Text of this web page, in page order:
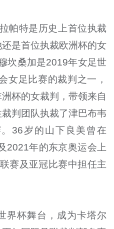
帕特是历史上首位执裁
是首位执裁欧洲杯的女
坎桑加是2019年女足世
女足比赛的裁判之一，
杯的女裁判，带领来自
判团队执裁了津巴布韦
36岁的山下良美曾在
2021年的东京奥运会上
赛及亚冠比赛中担任主
界杯舞台，成为卡塔尔